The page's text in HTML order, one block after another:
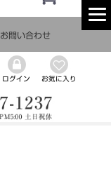
お問い合わせ
ログイン お気に入り